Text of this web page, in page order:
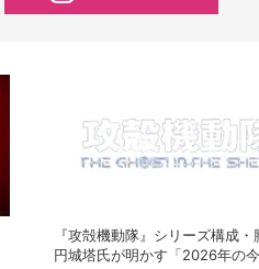
『攻殻機動隊』シリーズ構成・
円城塔氏が明かす「2026年の